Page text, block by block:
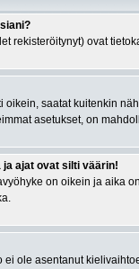
rekisteröitynyt) ovat
oikein, saatat kuitenkin
asetukset, on
ajat ovat silti väärin!
on oikein ja aika
ei ole asentanut